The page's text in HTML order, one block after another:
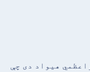
هیواد دی چې